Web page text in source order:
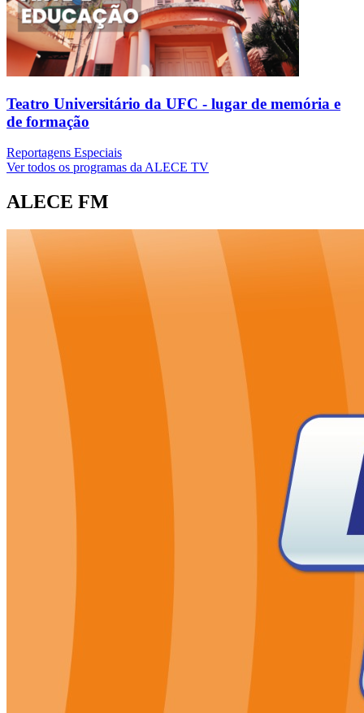
Teatro Universitário da UFC - lugar de memória e
de formação
Reportagens Especiais
Ver todos os programas da ALECE TV
ALECE FM